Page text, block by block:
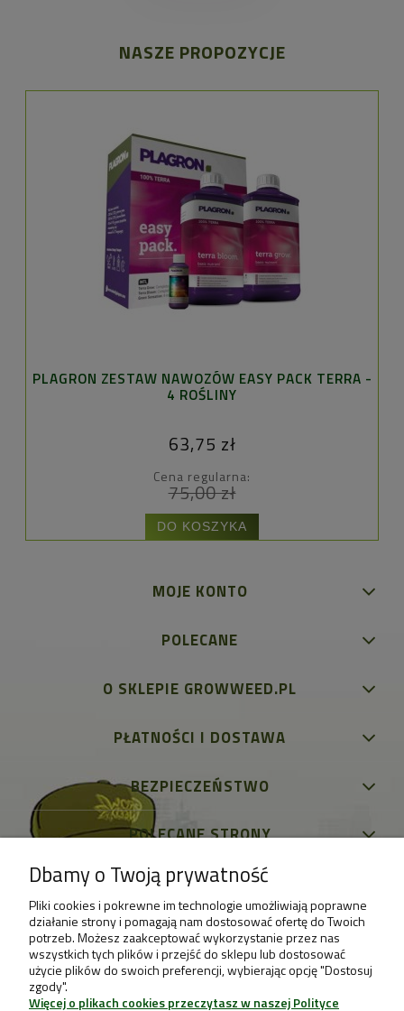
NASZE PROPOZYCJE
PLAGRON ZESTAW NAWOZÓW EASY PACK TERRA -
4 ROŚLINY
63,75 zł
Cena regularna:
75,00 zł
DO KOSZYKA
MOJE KONTO
POLECANE
O SKLEPIE GROWWEED.PL
PŁATNOŚCI I DOSTAWA
BEZPIECZEŃSTWO
POLECANE STRONY
Dbamy o Twoją prywatność
Pliki cookies i pokrewne im technologie umożliwiają poprawne
działanie strony i pomagają nam dostosować ofertę do Twoich
potrzeb. Możesz zaakceptować wykorzystanie przez nas
wszystkich tych plików i przejść do sklepu lub dostosować
użycie plików do swoich preferencji, wybierając opcję "Dostosuj
zgody".
Więcej o plikach cookies przeczytasz w naszej Polityce